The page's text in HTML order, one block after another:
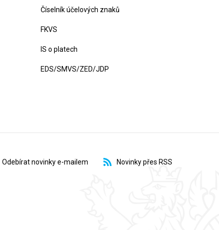
Číselník účelových znaků
FKVS
IS o platech
EDS/SMVS/ZED/JDP
Odebírat novinky e-mailem Novinky přes RSS